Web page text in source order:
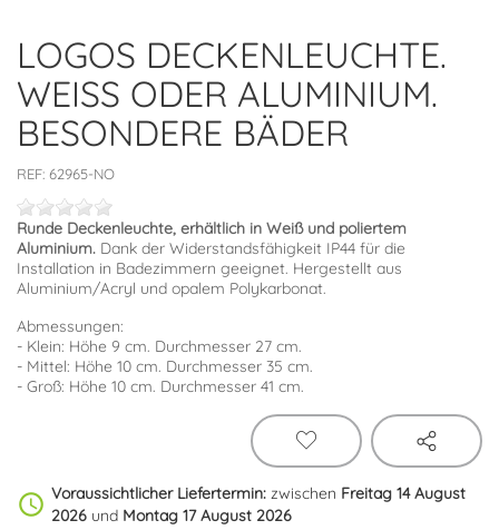
LOGOS DECKENLEUCHTE.
WEISS ODER ALUMINIUM. B
ESONDERE BÄDER
REF: 62965-NO
Runde Deckenleuchte, erhältlich in Weiß und poliertem
Aluminium. Dank der Widerstandsfähigkeit IP44 für die
Installation in Badezimmern geeignet. Hergestellt aus
Aluminium/Acryl und opalem Polykarbonat.
Abmessungen:
- Klein: Höhe 9 cm. Durchmesser 27 cm.
- Mittel: Höhe 10 cm. Durchmesser 35 cm.
- Groß: Höhe 10 cm. Durchmesser 41 cm.
schedule Voraussichtlicher Liefertermin: zwischen Freitag 14 August
2026 und Montag 17 August 2026